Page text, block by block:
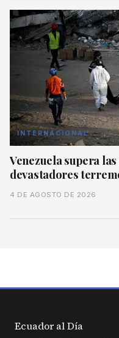
INTERNACIONAL
Venezuela supera
devastadores
4 DE AGOSTO DE 2026
Ecuador alDía